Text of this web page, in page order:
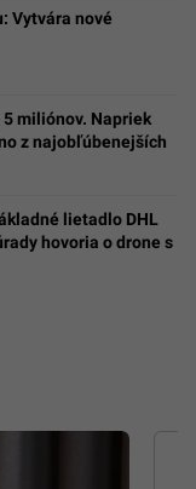
Vytvára nové
miliónov. Napriek
z najobľúbenejších
lietadlo DHL
hovoria o drone s